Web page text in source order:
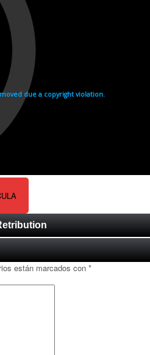
están marcados con*